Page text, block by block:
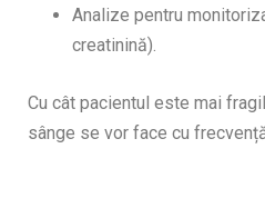
Analize pentru
creatinină).
Cu cât pacientul este mai
sânge se vor face cu